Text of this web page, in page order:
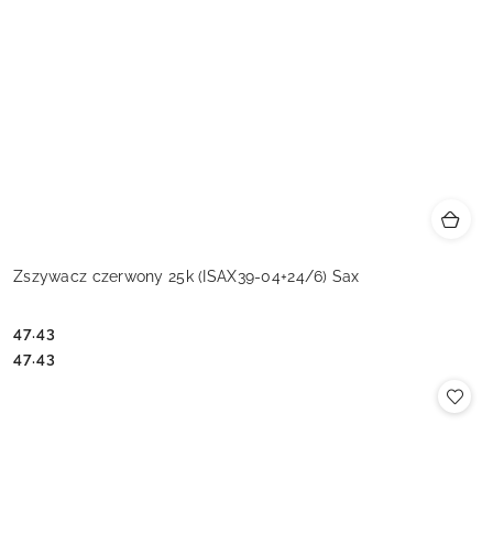
Zszywacz czerwony 25k (ISAX39-04+24/6) Sax
Cena:
47.43
Cena:
47.43